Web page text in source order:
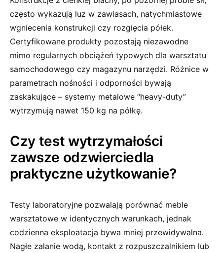
często wykazują luz w zawiasach, natychmiastowe
wgniecenia konstrukcji czy rozgięcia półek.
Certyfikowane produkty pozostają niezawodne
mimo regularnych obciążeń typowych dla warsztatu
samochodowego czy magazynu narzędzi. Różnice w
parametrach nośności i odporności bywają
zaskakujące – systemy metalowe “heavy-duty”
wytrzymują nawet 150 kg na półkę.
Czy test wytrzymałości
zawsze odzwierciedla
praktyczne użytkowanie?
Testy laboratoryjne pozwalają porównać meble
warsztatowe w identycznych warunkach, jednak
codzienna eksploatacja bywa mniej przewidywalna.
Nagłe zalanie wodą, kontakt z rozpuszczalnikiem lub